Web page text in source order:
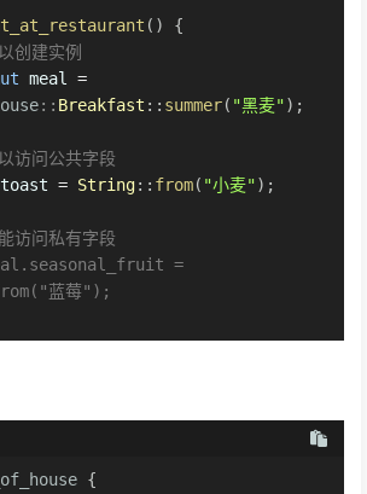
( )
{
创建实例
meal =
:: Breakfast :: summer( "黑麦") ;
访问公共字段
toast = String:: from( "小麦") ;
访问私有字段
=
蓝莓");
{